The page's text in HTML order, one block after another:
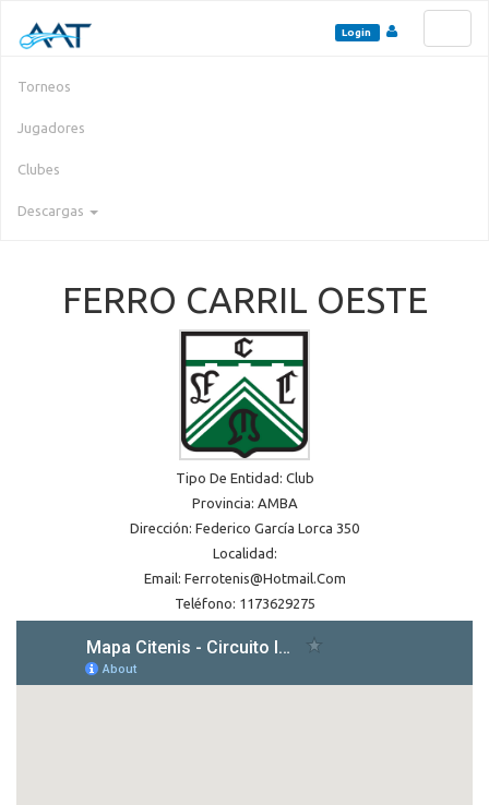
Torneos
Jugadores
Clubes
Descargas
Login
FERRO CARRIL OESTE
Tipo De Entidad: Club
Provincia: AMBA
Dirección: Federico García Lorca 350
Localidad:
Email: Ferrotenis@hotmail.com
Teléfono: 1173629275